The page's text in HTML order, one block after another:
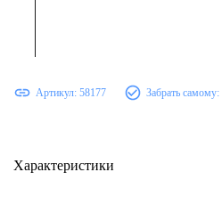
Артикул: 58177 Забрать самому:
Характеристики